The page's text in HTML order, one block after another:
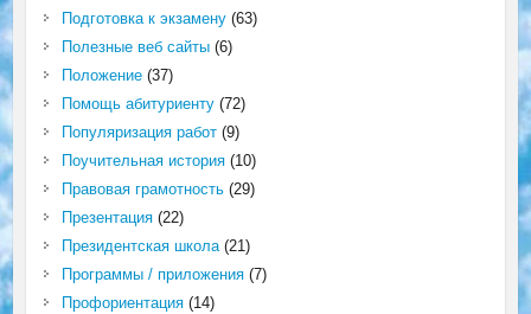
Подготовка к экзамену(63)
Полезные веб сайты(6)
Положение(37)
Помощь абитуриенту(72)
Популяризация работ(9)
Поучительная история(10)
Правовая грамотность(29)
Презентация(22)
Президентская школа(21)
Программы / приложения(7)
Профориентация(14)